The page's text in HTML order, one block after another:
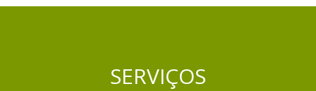
SERVIÇOS